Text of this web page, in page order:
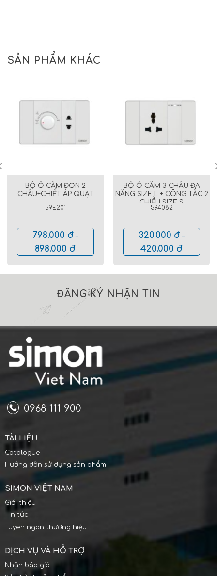
SẢN PHẨM KHÁC
BỘ Ổ CẮM ĐƠN 2
CHẤU+CHIẾT ÁP QUẠT
59E201
798.000 đ –
898.000 đ
BỘ Ổ CẮM 3 CHẤU ĐA
NĂNG SIZE L + CÔNG TẮC 2
CHIỀU SIZE S
594082
320.000 đ –
420.000 đ
ĐĂNG KÝ NHẬN TIN
0968 111 900
TÀI LIỆU
Catalogue
Hướng dẫn sử dụng sản phẩm
SIMON VIỆT NAM
Giới thiệu
Tin tức
Tuyên ngôn thương hiệu
DỊCH VỤ VÀ HỖ TRỢ
Nhận báo giá